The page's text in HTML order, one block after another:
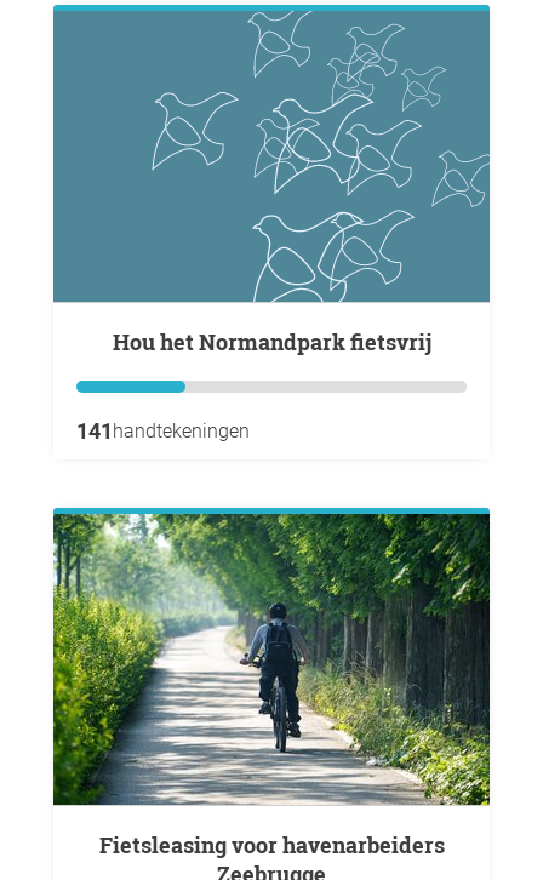
Hou het Normandpark fietsvrij
141 handtekeningen
Fietsleasing voor havenarbeiders
Zeebrugge